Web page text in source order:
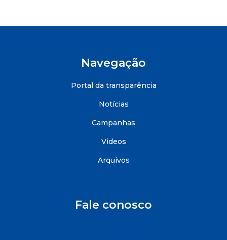
Navegação
Portal da transparência
Notícias
Campanhas
Videos
Arquivos
Fale conosco